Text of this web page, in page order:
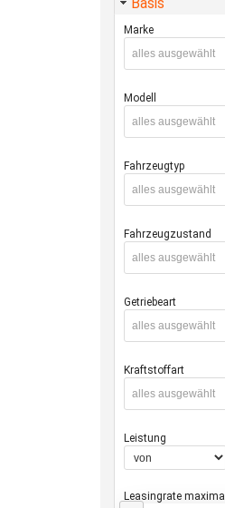
Marke
alles ausgewählt
Modell
alles ausgewählt
Fahrzeugtyp
alles ausgewählt
Fahrzeugzustand
alles ausgewählt
Getriebeart
alles ausgewählt
Kraftstoffart
alles ausgewählt
Leistung
Leasingrate maximal